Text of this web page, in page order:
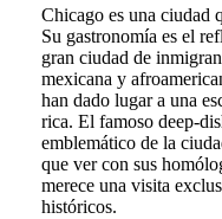
Chicago es una ciudad
Su gastronomía es el
gran ciudad de
mexicana y
han dado lugar a una
rica. El famoso deep-
emblemático de la
que ver con sus
merece una visita
históricos.